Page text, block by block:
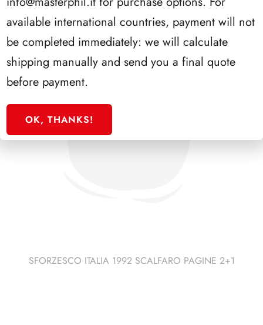
SFORZESCO ITALIA 1992 SCALFARO PAGINE 2+1
available international countries, payment will not
be completed immediately: we will calculate
shipping manually and send you a final quote
before payment.
OK, THANKS!